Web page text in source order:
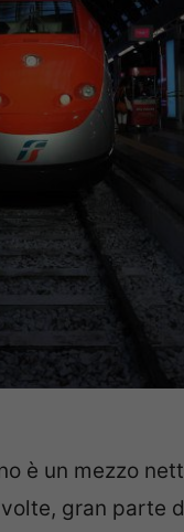
è un mezzo
gran parte